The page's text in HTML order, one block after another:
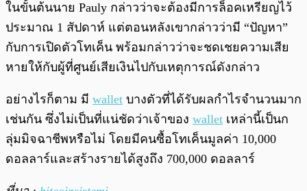
ในขั้นต้นนาย Pauly กล่าวว่าจะต้องมีการล็อคเหรียญไว้
ประมาณ 1 สัปดาห์ แต่ตอนหลังเขากล่าวว่ามี “ปัญหา”
กับการเปิดตัวโทเค็น พร้อมกล่าวว่าจะชดเชยความเสีย
หายให้กับผู้ที่ศูนย์เสียเงินไปกับเหตุการณ์ดังกล่าว
อย่างไรก็ตาม มี wallet บางตัวที่ได้รับผลกำไรจำนวนมาก
เช่นกัน ซึ่งไม่เป็นที่แน่ชัดว่าเจ้าของ wallet เหล่านี้เป็นก
ลุ่มมิจฉาชีพหรือไม่ โดยมีคนซื้อโทเค็นมูลค่า 10,000
ดอลลาร์และสร้างรายได้สูงถึง 700,000 ดอลลาร์